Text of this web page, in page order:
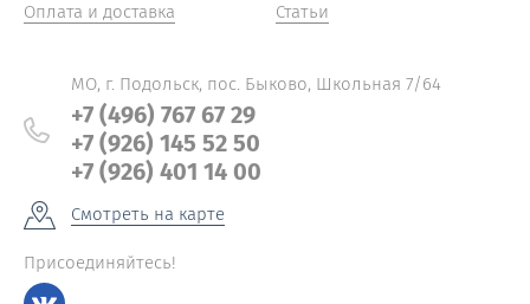
Оплата и доставка
Статьи
МО, г. Подольск, пос. Быково, Школьная 7/64
+7 (496) 767 67 29
+7 (926) 145 52 50
+7 (926) 401 14 00
Смотреть на карте
Присоединяйтесь!